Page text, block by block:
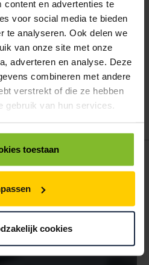
content en advertenties te
voor social media te bieden
te analyseren. Ook delen we
van onze site met onze
adverteren en analyse. Deze
combineren met andere
verstrekt of die ze hebben
gebruik van hun services.
toestaan
cookies
ALLES BESTELLEN
u een eigen bestellijst maken.
om eenvoudig en snel producten
kunt u terugvinden in uw
voor uw administratie!
ONDERDELEN